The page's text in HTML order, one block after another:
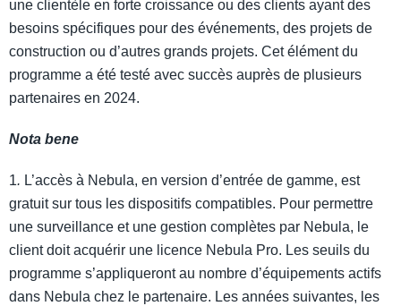
une clientèle en forte croissance ou des clients ayant des
besoins spécifiques pour des événements, des projets de
construction ou d’autres grands projets. Cet élément du
programme a été testé avec succès auprès de plusieurs
partenaires en 2024.
Nota bene
1. L’accès à Nebula, en version d’entrée de gamme, est
gratuit sur tous les dispositifs compatibles. Pour permettre
une surveillance et une gestion complètes par Nebula, le
client doit acquérir une licence Nebula Pro. Les seuils du
programme s’appliqueront au nombre d’équipements actifs
dans Nebula chez le partenaire. Les années suivantes, les